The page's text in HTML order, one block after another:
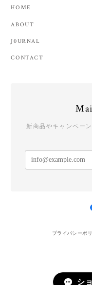
HOME
ABOUT
J0URNAL
CONTACT
新商品やキャンペー
プライバシーポ
シ